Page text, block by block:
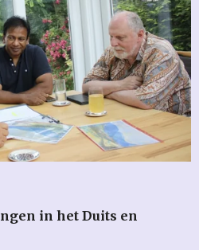
in het Duits en